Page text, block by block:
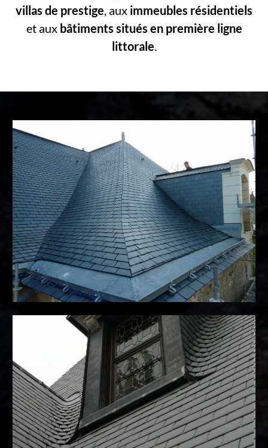
villas de prestige , aux immeubles résidentiels
et aux bâtiments situés en première ligne
littorale